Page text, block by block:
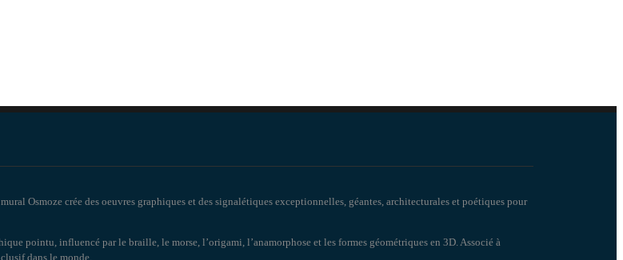
Osmoze crée des oeuvres graphiques et des signalétiques exceptionnelles, géantes, architecturales et poétiques pour
pointu, influencé par le braille, le morse, l’origami, l’anamorphose et les formes géométriques en 3D. Associé à
dans le monde.